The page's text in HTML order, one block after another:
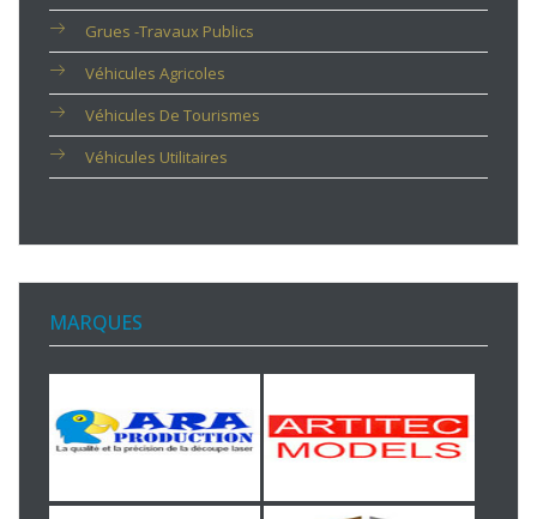
Grues -travaux Publics
Véhicules Agricoles
Véhicules De Tourismes
Véhicules Utilitaires
MARQUES